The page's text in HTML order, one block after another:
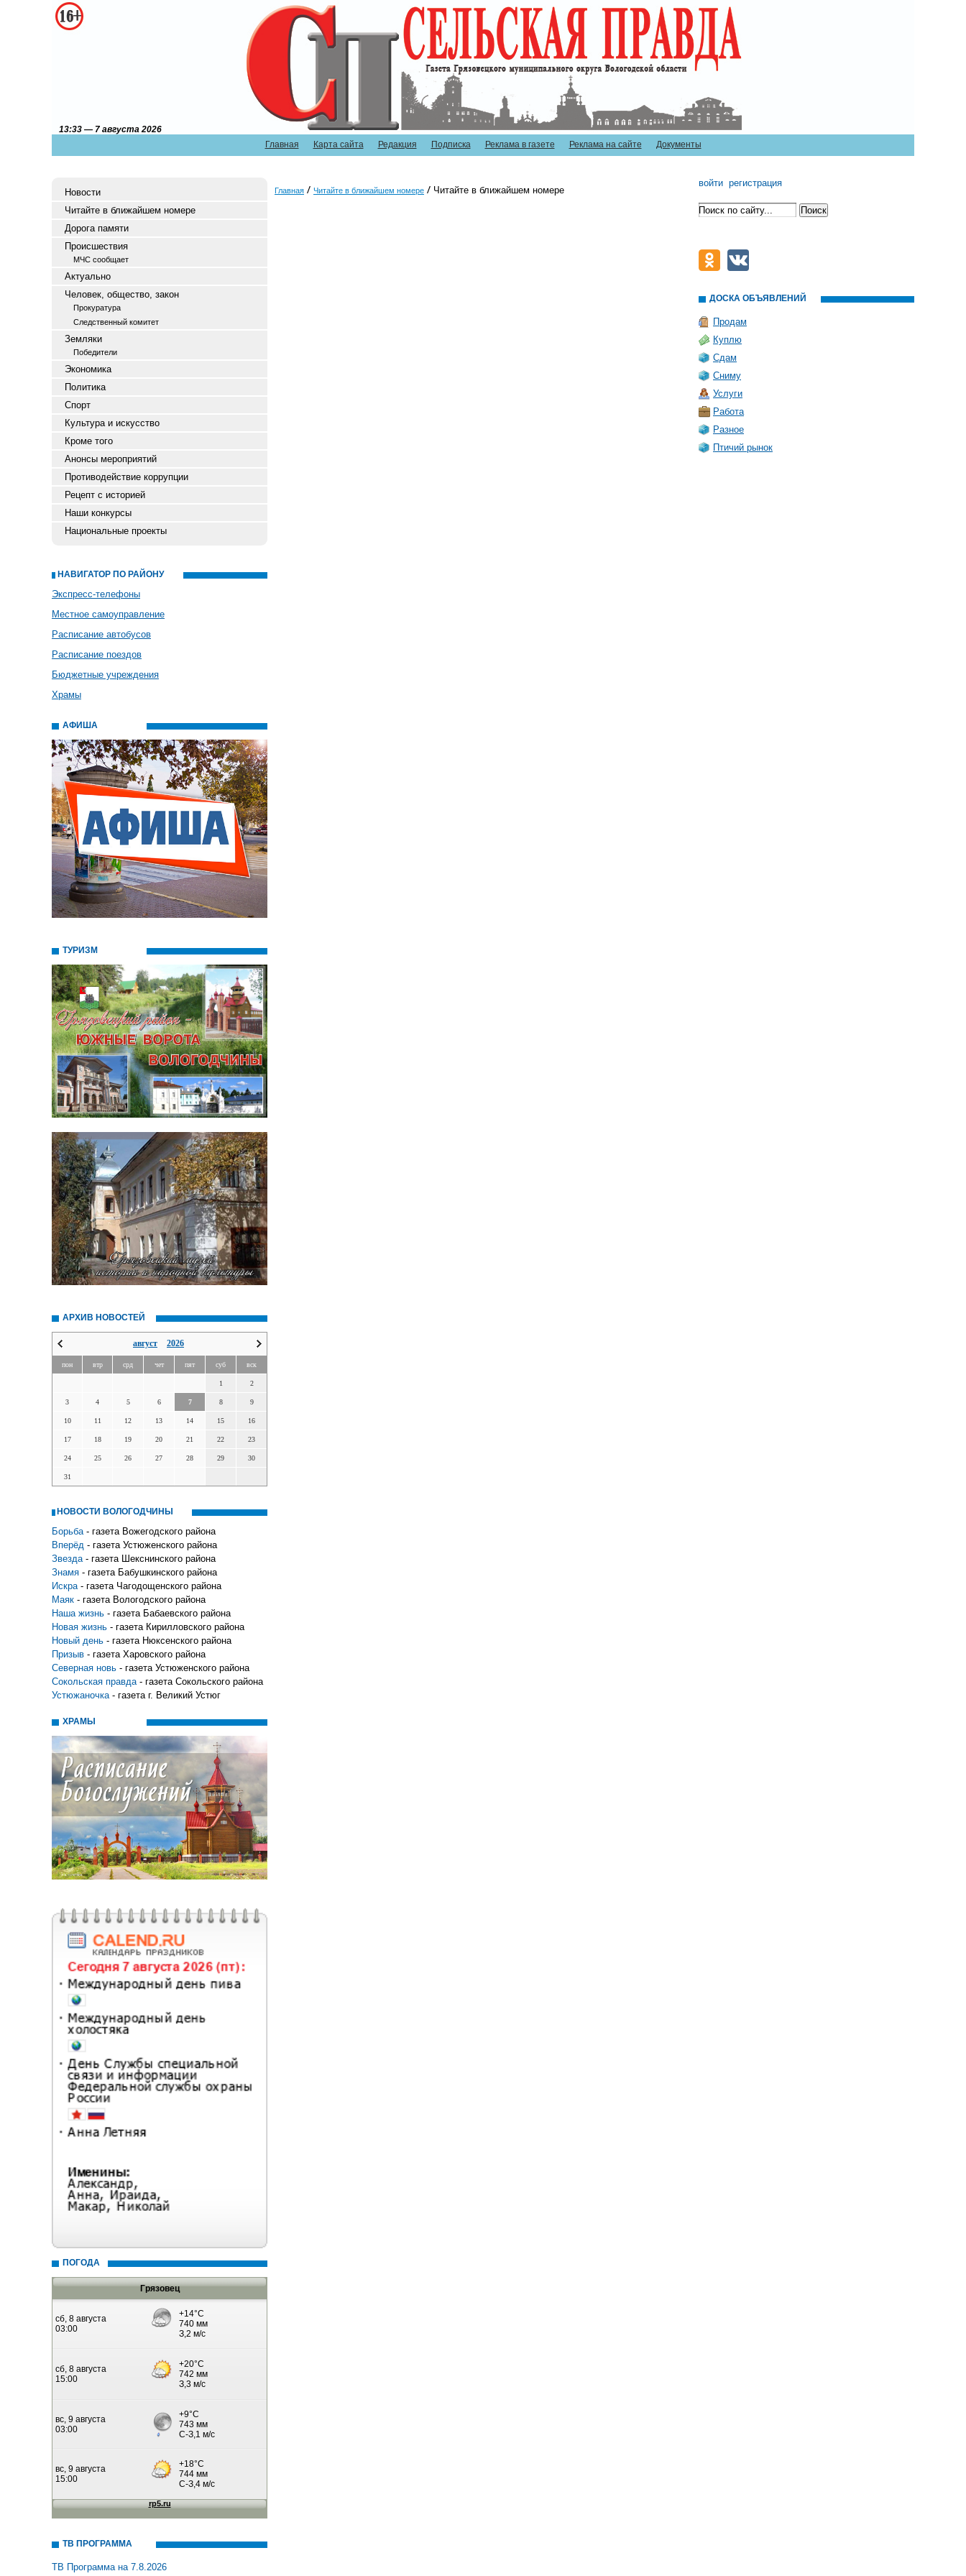
Главная Карта сайта Редакция Подписка Реклама в газете Реклама на сайте Документы
13:33 — 7 августа 2026
Новости
Читайте в ближайшем номере
Дорога памяти
Происшествия
МЧС сообщает
Актуально
Человек, общество, закон
Прокуратура
Следственный комитет
Земляки
Победители
Экономика
Политика
Спорт
Культура и искусство
Кроме того
Анонсы мероприятий
Противодействие коррупции
Рецепт с историей
Наши конкурсы
Национальные проекты
НАВИГАТОР ПО РАЙОНУ
Экспресс-телефоны
Местное самоуправление
Расписание автобусов
Расписание поездов
Бюджетные учреждения
Храмы
АФИША
ТУРИЗМ
АРХИВ НОВОСТЕЙ
август 2026
пон втр срд чет пят суб вск
1 2
3 4 5 6 7 8 9
10 11 12 13 14 15 16
17 18 19 20 21 22 23
24 25 26 27 28 29 30
31
НОВОСТИ ВОЛОГОДЧИНЫ
Борьба - газета Вожегодского района
Вперёд - газета Устюженского района
Звезда - газета Шекснинского района
Знамя - газета Бабушкинского района
Искра - газета Чагодощенского района
Маяк - газета Вологодского района
Наша жизнь - газета Бабаевского района
Новая жизнь - газета Кирилловского района
Новый день - газета Нюксенского района
Призыв - газета Харовского района
Северная новь - газета Устюженского района
Сокольская правда - газета Сокольского района
Устюжаночка - газета г. Великий Устюг
ХРАМЫ
ПОГОДА
Грязовец
ТВ ПРОГРАММА
ТВ Программа на 7.8.2026
Главная Читайте в ближайшем номере Читайте в ближайшем номере
войти регистрация
ДОСКА ОБЪЯВЛЕНИЙ
Продам
Куплю
Сдам
Сниму
Услуги
Работа
Разное
Птичий рынок